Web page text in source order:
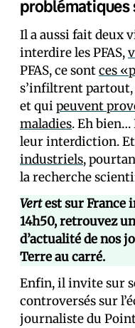
problématiques
Il a aussi fait deux
interdire les PFAS,
PFAS, ce sontces
s’infiltrent partout,
et qui peuvent
maladies. Eh bien…
leur interdiction.
industriels,
la recherche
Vertest sur France
14h50, retrouvez
d’actualité de nos
Terre au carré.
Enfin, il invite sur
controversés sur
journaliste du